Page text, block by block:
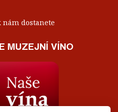
nám dostanete
MUZEJNÍ VÍNO